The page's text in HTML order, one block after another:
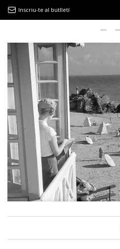
EL CLÀSSIC |
“LA VIDA ÉS COM LA MAR:
NOVETATS
EL CLÀSSIC | ELS
Inscriu-te al butlletí